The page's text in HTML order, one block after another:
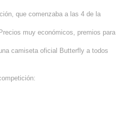
que comenzaba a las 4 de la
muy económicos, premios para
camiseta oficial Butterfly a todos